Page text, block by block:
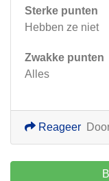
Sterke punten
Hebben ze niet
Zwakke punten
Alles
Reageer